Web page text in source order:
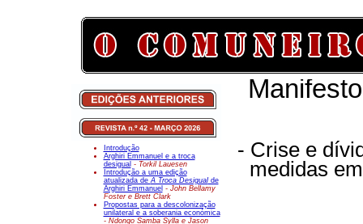
Introdução
Arghiri Emmanuel e a troca
desigual - Torkil Lauesen
Introdução a uma edição
atualizada deA Troca Desigualde
Arghiri Emmanuel - John Bellamy
Foster e Brett Clark
Propostas para a descolonização
unilateral e a soberania económica
- Ndongo Samba Sylla e Jason
- Crise e
medidas